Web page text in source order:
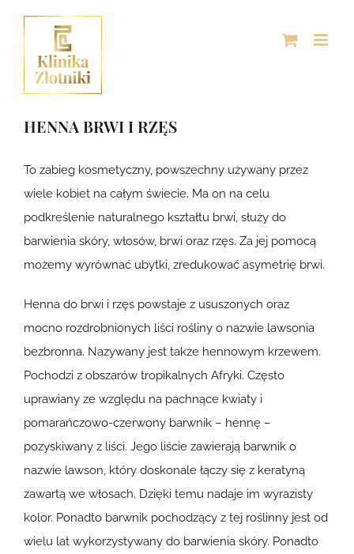
zawartości
HENNA BRWI I RZĘS
To zabieg kosmetyczny, powszechny używany przez
wiele kobiet na całym świecie. Ma on na celu
podkreślenie naturalnego kształtu brwi, służy do
barwienia skóry, włosów, brwi oraz rzęs. Za jej pomocą
możemy wyrównać ubytki, zredukować asymetrię brwi.
Henna do brwi i rzęs powstaje z ususzonych oraz
mocno rozdrobnionych liści rośliny o nazwie lawsonia
bezbronna. Nazywany jest także hennowym krzewem.
Pochodzi z obszarów tropikalnych Afryki. Często
uprawiany ze względu na pachnące kwiaty i
pomarańczowo-czerwony barwnik – hennę –
pozyskiwany z liści. Jego liście zawierają barwnik o
nazwie lawson, który doskonale łączy się z keratyną
zawartą we włosach. Dzięki temu nadaje im wyrazisty
kolor. Ponadto barwnik pochodzący z tej roślinny jest od
wielu lat wykorzystywany do barwienia skóry. Ponadto